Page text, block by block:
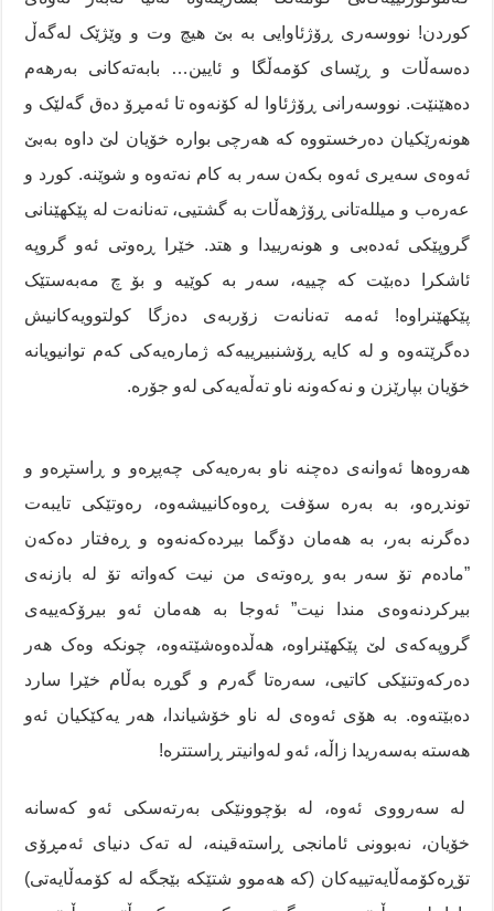
کوردن! نووسەری ڕۆژئاوایی بە بێ هیچ وت و وێژێک لەگەڵ
دەسەڵات و ڕێسای کۆمەڵگا و ئایین… بابەتەکانی بەرهەم
دەهێنێت. نووسەرانی ڕۆژئاوا لە کۆنەوە تا ئەمڕۆ دەق گەلێک و
هونەرێکیان دەرخستووە کە هەرچی بوارە خۆیان لێ داوە بەبێ
ئەوەی سەیری ئەوە بکەن سەر بە کام نەتەوە و شوێنە. کورد و
عەرەب و میللەتانی ڕۆژهەڵات بە گشتیی، تەنانەت لە پێکهێنانی
گروپێکی ئەدەبی و هونەرییدا و هتد. خێرا ڕەوتی ئەو گروپە
ئاشکرا دەبێت کە چییە، سەر بە کوێیە و بۆ چ مەبەستێک
پێکهێنراوە! ئەمە تەنانەت زۆربەی دەزگا کولتوویەکانیش
دەگرێتەوە و لە کایە ڕۆشنبیرییەکە ژمارەیەکی کەم توانیویانە
خۆیان بپارێزن و نەکەونە ناو تەڵەیەکی لەو جۆرە.
هەروەها ئەوانەی دەچنە ناو بەرەیەکی چەپڕەو و ڕاستڕەو و
توندڕەو، بە بەرە سۆفت ڕەوەکانییشەوە، رەوتێکی تایبەت
دەگرنە بەر، بە هەمان دۆگما بیردەکەنەوە و ڕەفتار دەکەن
”مادەم تۆ سەر بەو ڕەوتەی من نیت کەواتە تۆ لە بازنەی
بیرکردنەوەی مندا نیت” ئەوجا بە هەمان ئەو بیرۆکەییەی
گروپەکەی لێ پێکهێنراوە، هەڵدەوەشێتەوە، چونکە وەک هەر
دەرکەوتنێکی کاتیی، سەرەتا گەرم و گوڕە بەڵام خێرا سارد
دەبێتەوە. بە هۆی ئەوەی لە ناو خۆشیاندا، هەر یەکێکیان ئەو
هەستە بەسەریدا زاڵە، ئەو لەوانیتر ڕاستترە!
لە سەرووی ئەوە، لە بۆچوونێکی بەرتەسکی ئەو کەسانە
خۆیان، نەبوونی ئامانجی ڕاستەقینە، لە تەک دنیای ئەمڕۆی
تۆڕەکۆمەڵایەتییەکان (کە هەموو شتێکە بێجگە لە کۆمەڵایەتی)